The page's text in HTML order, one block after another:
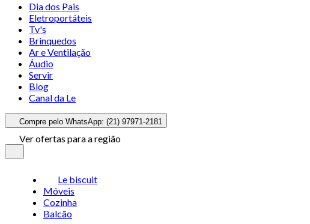
Dia dos Pais
Eletroportáteis
Tv's
Brinquedos
Ar e Ventilação
Áudio
Servir
Blog
Canal da Le
Compre pelo WhatsApp: (21) 97971-2181
Ver ofertas para a região
Le biscuit
Móveis
Cozinha
Balcão